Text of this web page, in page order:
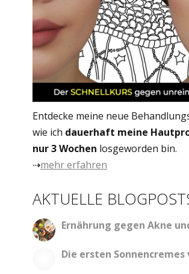
Entdecke meine neue
wie ich dauerhaft meine
nur 3 Wochen losgeworden bin.
⇢mehr erfahren
AKTUELLE
Ernährung gegen Akne
Die ersten Sonnencremes